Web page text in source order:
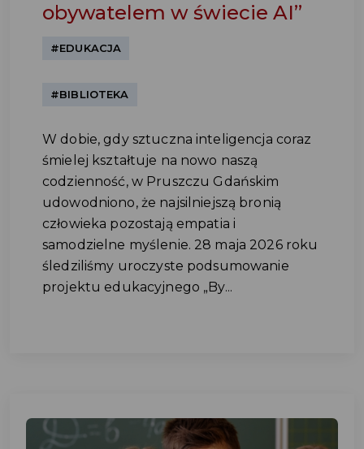
obywatelem w świecie AI”
#EDUKACJA
#BIBLIOTEKA
W dobie, gdy sztuczna inteligencja coraz
śmielej kształtuje na nowo naszą
codzienność, w Pruszczu Gdańskim
udowodniono, że najsilniejszą bronią
człowieka pozostają empatia i
samodzielne myślenie. 28 maja 2026 roku
śledziliśmy uroczyste podsumowanie
projektu edukacyjnego „By...